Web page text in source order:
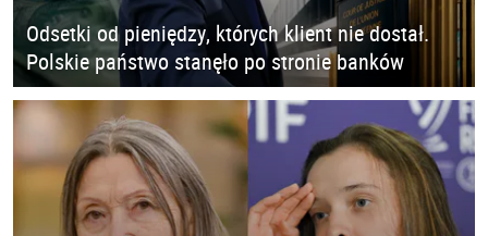
Odsetki od pieniędzy, których klient nie dostał.
Polskie państwo stanęło po stronie banków